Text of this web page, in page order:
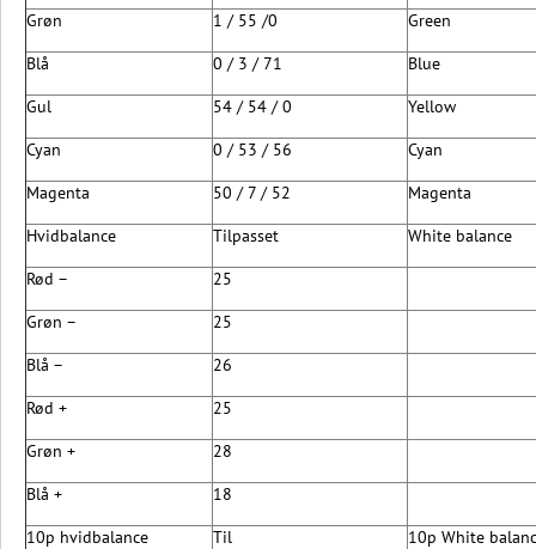
Grøn
1 / 55 /0
Green
Blå
0 / 3 / 71
Blue
Gul
54 / 54 / 0
Yellow
Cyan
0 / 53 / 56
Cyan
Magenta
50 / 7 / 52
Magenta
Hvidbalance
Tilpasset
White balance
Rød –
25
Grøn –
25
Blå –
26
Rød +
25
Grøn +
28
Blå +
18
10p hvidbalance
Til
10p White